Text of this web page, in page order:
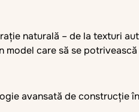
naturală – de la texturi
care să se
avansată de construcție în